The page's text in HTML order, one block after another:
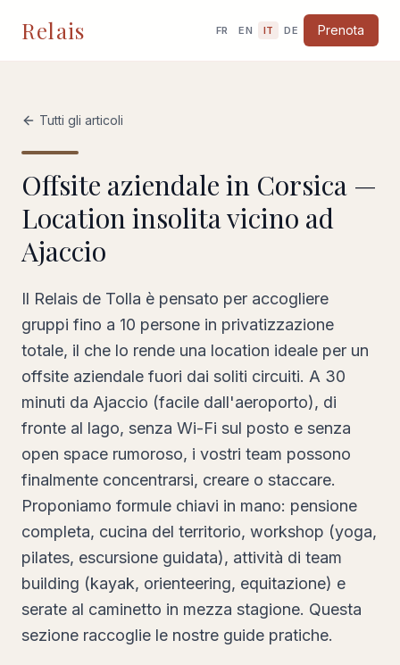
Relais FR EN IT DE Prenota
Tutti gli articoli
Offsite aziendale in Corsica —
Location insolita vicino ad
Ajaccio
Il Relais de Tolla è pensato per accogliere
gruppi fino a 10 persone in privatizzazione
totale, il che lo rende una location ideale per un
offsite aziendale fuori dai soliti circuiti. A 30
minuti da Ajaccio (facile dall'aeroporto), di
fronte al lago, senza Wi-Fi sul posto e senza
open space rumoroso, i vostri team possono
finalmente concentrarsi, creare o staccare.
Proponiamo formule chiavi in mano: pensione
completa, cucina del territorio, workshop (yoga,
pilates, escursione guidata), attività di team
building (kayak, orienteering, equitazione) e
serate al caminetto in mezza stagione. Questa
sezione raccoglie le nostre guide pratiche.